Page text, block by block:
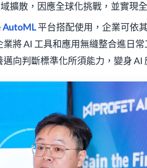
擴散，因應全球化挑戰，並實現全
AutoML平台搭配使用，企業可依
將 AI 工具和應用無縫整合進日
向判斷標準化所須能力，變身 AI